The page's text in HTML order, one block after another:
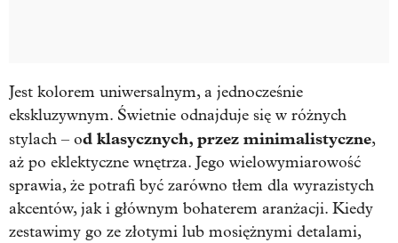
Jest kolorem uniwersalnym, a jednocześnie
ekskluzywnym. Świetnie odnajduje się w różnych
stylach – od klasycznych, przez minimalistyczne,
aż po eklektyczne wnętrza. Jego wielowymiarowość
sprawia, że potrafi być zarówno tłem dla wyrazistych
akcentów, jak i głównym bohaterem aranżacji. Kiedy
zestawimy go ze złotymi lub mosiężnymi detalami,